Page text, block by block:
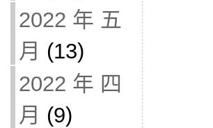
2022 年 五
月 (13)
2022 年 四
月 (9)